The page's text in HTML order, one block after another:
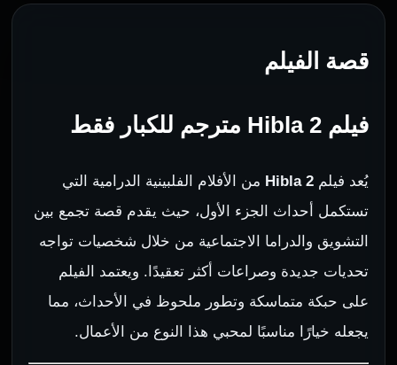
قصة الفيلم
فيلم Hibla 2 مترجم للكبار فقط
يُعد فيلمHibla 2 من الأفلام الفلبينية الدرامية التي
تستكمل أحداث الجزء الأول، حيث يقدم قصة تجمع بين
التشويق والدراما الاجتماعية من خلال شخصيات تواجه
تحديات جديدة وصراعات أكثر تعقيدًا. ويعتمد الفيلم
على حبكة متماسكة وتطور ملحوظ في الأحداث، مما
يجعله خيارًا مناسبًا لمحبي هذا النوع من الأعمال.